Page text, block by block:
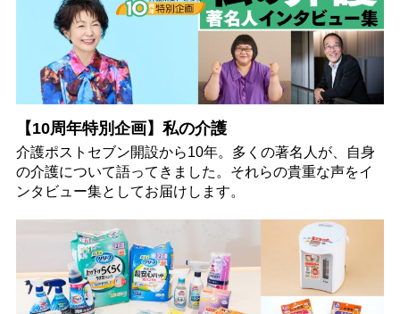
【10周年特別企画】私の介護
介護ポストセブン開設から10年。多くの著名人が、自身
の介護について語ってきました。それらの貴重な声をイ
ンタビュー集としてお届けします。